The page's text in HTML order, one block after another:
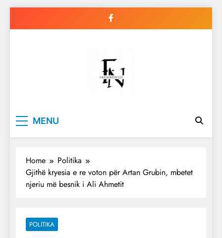
MENU
Home
Politika
Gjithë kryesia e re voton për Artan Grubin, mbetet
njeriu më besnik i Ali Ahmetit
POLITIKA